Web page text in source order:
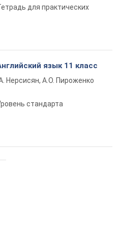
для практических
язык 11 класс
Нерсисян, А.О. Пироженко
стандарта